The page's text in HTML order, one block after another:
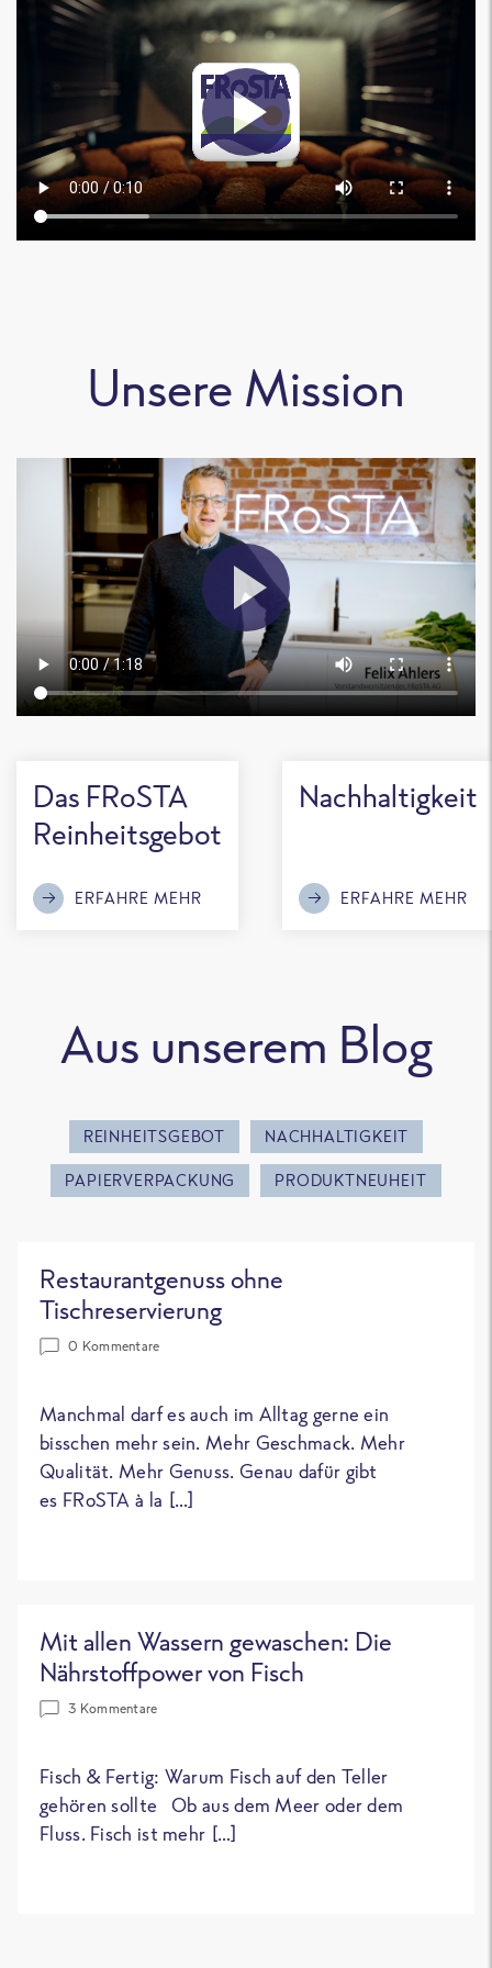
Unsere Mission
Das FRoSTA
Reinheitsgebot
ERFAHRE MEHR
Nachhaltigkeit
ERFAHRE MEHR
Aus unserem Blog
REINHEITSGEBOT NACHHALTIGKEIT
PAPIERVERPACKUNG PRODUKTNEUHEIT
Restaurantgenuss ohne
Tischreservierung
0 Kommentare
Manchmal darf es auch im Alltag gerne ein
bisschen mehr sein. Mehr Geschmack. Mehr
Qualität. Mehr Genuss. Genau dafür gibt
es FRoSTA à la […]
Mit allen Wassern gewaschen: Die
Nährstoffpower von Fisch
3 Kommentare
Fisch & Fertig: Warum Fisch auf den Teller
gehören sollte Ob aus dem Meer oder dem
Fluss. Fisch ist mehr […]